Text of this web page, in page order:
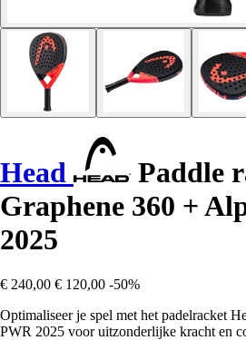
Head
Paddle
Graphene 360 +
2025
€ 240,00 € 120,00 -50%
Optimaliseer je spel met het padelracket
PWR 2025 voor uitzonderlijke kracht en